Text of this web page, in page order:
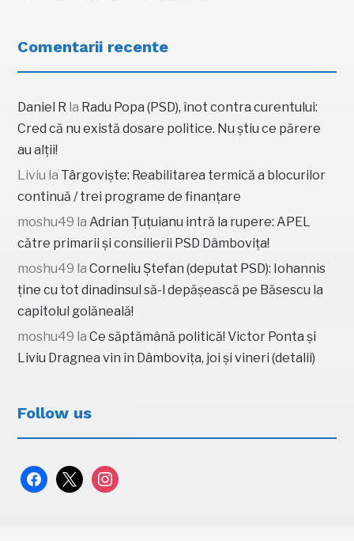
Comentarii recente
Daniel R la Radu Popa (PSD), înot contra curentului:
Cred că nu există dosare politice. Nu știu ce părere
au alții!
Liviu la Târgoviște: Reabilitarea termică a blocurilor
continuă / trei programe de finanțare
moshu49 la Adrian Țuțuianu intră la rupere: APEL
către primarii și consilierii PSD Dâmbovița!
moshu49 laCorneliu Ștefan (deputat PSD): Iohannis
ține cu tot dinadinsul să-l depășească pe Băsescu la
capitolul golăneală!
moshu49 laCe săptămână politică! Victor Ponta și
Liviu Dragnea vin în Dâmbovița, joi și vineri (detalii)
Follow us
facebook
x instagram